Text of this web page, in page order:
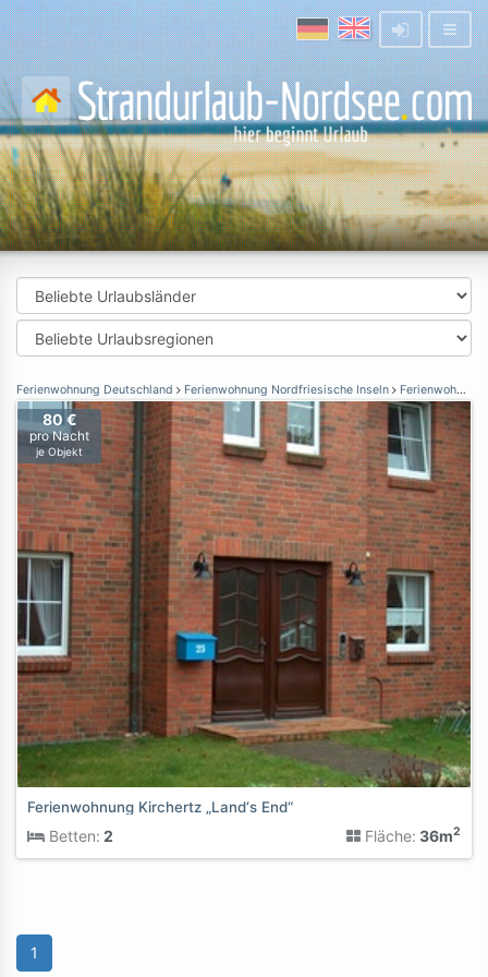
Ferienwohnung Deutschland Ferienwohnung Nordfriesische Inseln Ferienwohnung Amrum
80 €
pro Nacht
je Objekt
Ferienwohnung Kirchertz „Land‘s End“
Betten: 2 Fläche: 36m2
1